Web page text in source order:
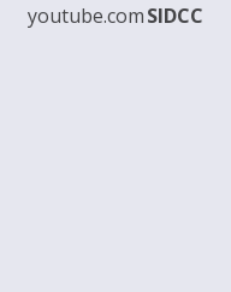
youtube.comSIDCC